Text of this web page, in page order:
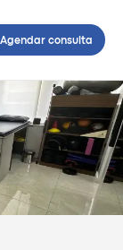
Agendar consulta